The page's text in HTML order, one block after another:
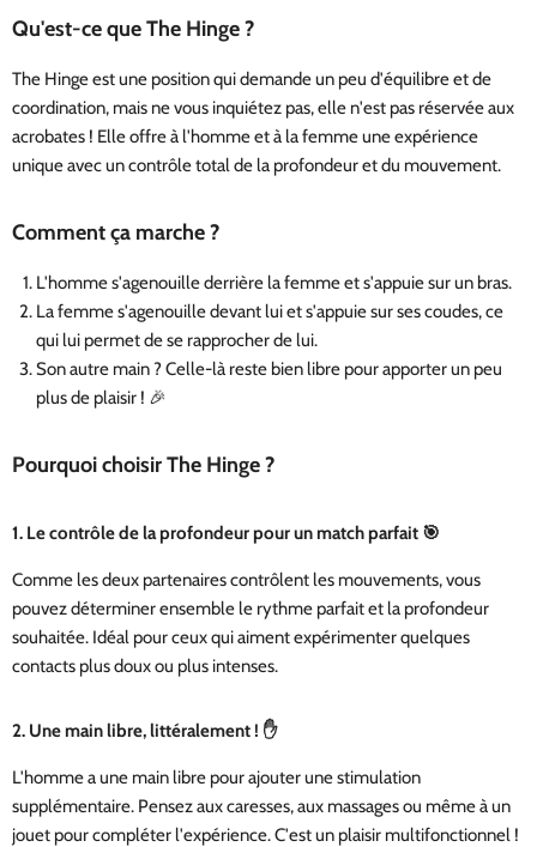
Qu'est-ce que The Hinge ?
The Hinge est une position qui demande un peu d'équilibre et de
coordination, mais ne vous inquiétez pas, elle n'est pas réservée aux
acrobates ! Elle offre à l'homme et à la femme une expérience
unique avec un contrôle total de la profondeur et du mouvement.
Comment ça marche ?
L'homme s'agenouille derrière la femme et s'appuie sur un bras.
La femme s'agenouille devant lui et s'appuie sur ses coudes, ce
qui lui permet de se rapprocher de lui.
Son autre main ? Celle-là reste bien libre pour apporter un peu
plus de plaisir ! 🎉
Pourquoi choisir The Hinge ?
1. Le contrôle de la profondeur pour un match parfait 🎯
Comme les deux partenaires contrôlent les mouvements, vous
pouvez déterminer ensemble le rythme parfait et la profondeur
souhaitée. Idéal pour ceux qui aiment expérimenter quelques
contacts plus doux ou plus intenses.
2. Une main libre, littéralement ! ✋
L'homme a une main libre pour ajouter une stimulation
supplémentaire. Pensez aux caresses, aux massages ou même à un
jouet pour compléter l'expérience. C'est un plaisir multifonctionnel !